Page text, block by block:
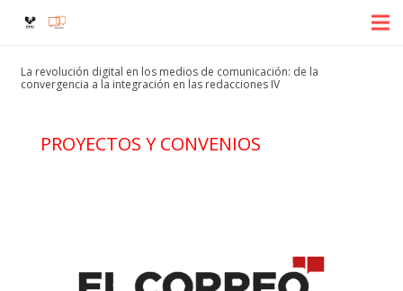
La revolución digital en los medios de comunicación: de la
convergencia a la integración en las redacciones IV
PROYECTOS Y CONVENIOS